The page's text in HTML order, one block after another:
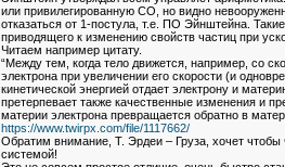
или привилегированную СО, но видно
отказаться от 1-постула, т.е. ПО Эйнштейна.
приводящего к изменению свойств частиц при
Читаем например цитату.
“Между тем, когда тело движется, например, со
электрона при увеличении его скорости (и
кинетической энергией отдает электрону и
претерпевает также качественные изменения и
материи электрона превращается обратно в
https://www.twirpx.com/file/1117662/
Обратим внимание, Т. Эрдеи – Груза, хочет чтобы
системой!